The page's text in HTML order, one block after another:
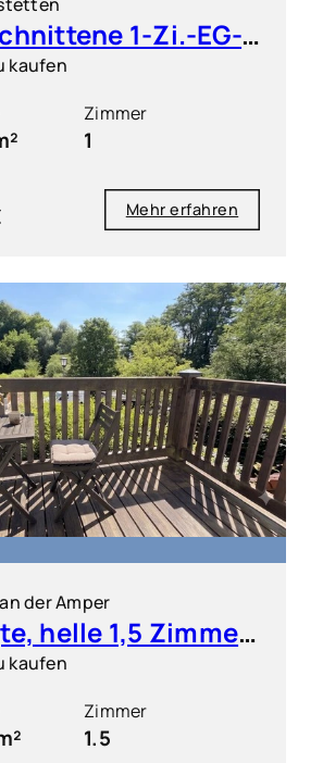
Gut geschnittene 1-Zi.-EG-Wohnung mit großem Garten
kaufen
Zimmer
1
Mehr erfahren
der Amper
Gepflegte, helle 1,5 Zimmer-Wohnung mit S/O-Balkon
kaufen
Zimmer
1.5